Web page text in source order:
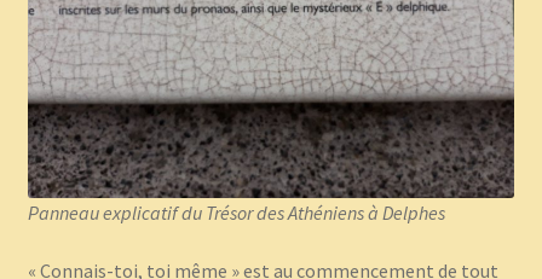
Panneau explicatif du Trésor des Athéniens à Delphes
« Connais-toi, toi même » est au commencement de tout